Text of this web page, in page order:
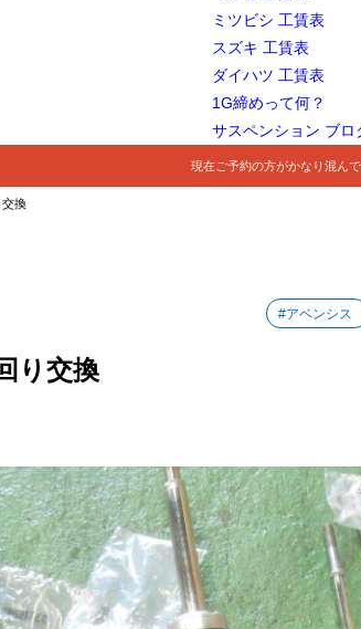
ミツビシ 工賃表
スズキ 工賃表
ダイハツ 工賃表
1G締めって何？
サスペンション ブロ
現在ご予約の方がかなり混ん
換
#アベンシス
り交換